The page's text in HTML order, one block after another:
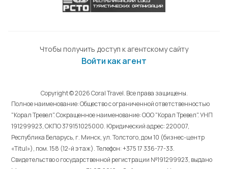
Чтобы получить доступ к агентскому сайту
Войти как агент
Copyright © 2026 Coral Travel. Все права защищены.
Полное наименование: Общество с ограниченной ответственностью
"Корал Тревел". Сокращенное наименование: ООО "Корал Тревел". УНП
191299923, ОКПО 379151025000. Юридический адрес: 220007,
Республика Беларусь, г. Минск, ул. Толстого, дом 10 (бизнес-центр
«Titul»), пом. 158 (12-й этаж). Телефон: +375 17 336-77-33.
Свидетельство о государственной регистрации №191299923, выдано